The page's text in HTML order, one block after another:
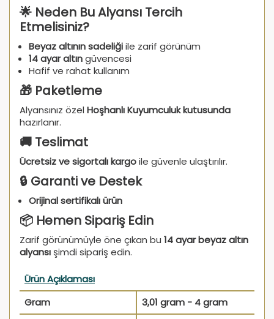
🌟 Neden Bu Alyansı Tercih
Etmelisiniz?
Beyaz altının sadeliğiile zarif görünüm
14 ayar altıngüvencesi
Hafif ve rahat kullanım
🎁 Paketleme
Alyansınız özel Hoşhanlı Kuyumculuk kutusunda
hazırlanır.
🚚 Teslimat
Ücretsiz ve sigortalı kargoile güvenle ulaştırılır.
🔒 Garanti ve Destek
Orijinal sertifikalı ürün
📦 Hemen Sipariş Edin
Zarif görünümüyle öne çıkan bu 14 ayar beyaz altın
alyansı şimdi sipariş edin.
Ürün Açıklaması
Gram
3,01 gram - 4 gram